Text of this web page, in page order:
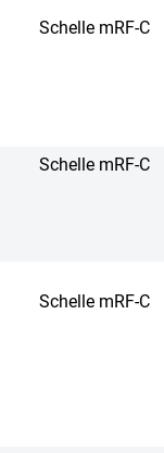
Schelle mRF-C
Schelle mRF-C
Schelle mRF-C